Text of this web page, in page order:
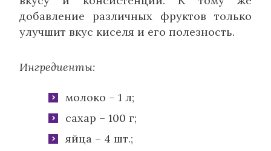
добавление различных фруктов только
улучшит вкус киселя и его полезность.
Ингредиенты:
молоко – 1 л;
сахар – 100 г;
яйца – 4 шт.;